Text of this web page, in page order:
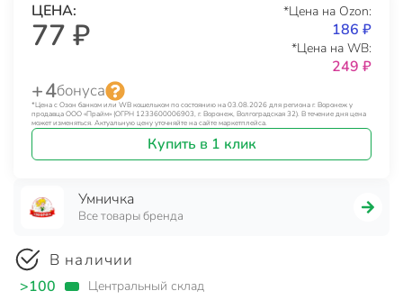
ЦЕНА:
77 ₽
*Цена на Ozon:
186 ₽
*Цена на WB:
249 ₽
+ 4бонуса
*Цена с Озон банком или WB кошельком по состоянию на 03.08.2026 для региона г. Воронеж у
продавца ООО «Прайм» (ОГРН 1233600006903, г. Воронеж, Волгоградская 32). В течение дня цена
может изменяться. Актуальную цену уточняйте на сайте маркетплейса.
Купить в 1 клик
Умничка
Все товары бренда
В наличии
>100 Центральный склад